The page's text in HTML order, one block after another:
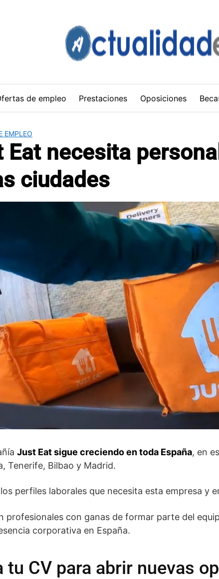
de empleo Prestaciones Oposiciones
EMPLEO
Eat necesita
ciudades
Just Eat sigue creciendo en toda España, en
Tenerife, Bilbao y Madrid.
perfiles laborales que necesita esta empresa y
profesionales con ganas de formar parte del
corporativa en España.
tu CV para abrir nuevas